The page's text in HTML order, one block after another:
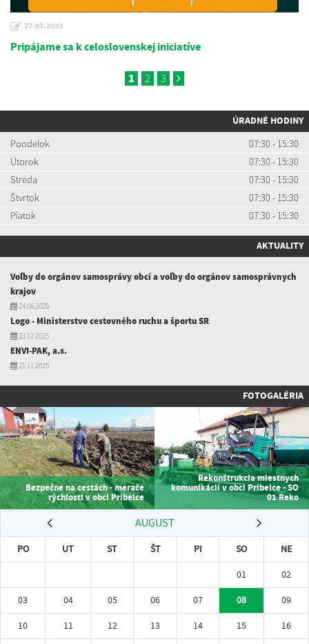
27.01.2023
Pripájame sa k celoslovenskej iniciatíve
1 2 3
ÚRADNÉ HODINY
Pondelok
07:30 - 15:30
Utorok
07:30 - 15:30
Streda
07:30 - 15:30
Štvrtok
07:30 - 15:30
Piatok
07:30 - 15:30
AKTUALITY
Voľby do orgánov samosprávy obcí a voľby do orgánov samosprávnych
krajov
24.06.2026
Logo - Ministerstvo cestovného ruchu a športu SR
23.12.2025
ENVI-PAK, a.s.
21.11.2025
FOTOGALÉRIA
Bezpečne na cestách - merače
rýchlosti v obci Príbelce
Rekonštrukcia miestnych
komunikácií v obci Príbelce - SO
01 Reko
AUGUST
PO UT ST ŠT PI SO
NE
01
02
03
04 05 06 07 08
09
10
11 12 13 14 15
16